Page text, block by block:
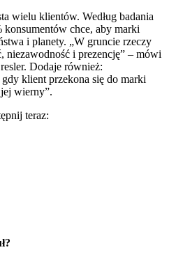
wielu klientów. Według badania
chce, aby marki
i planety. „W gruncie rzeczy
niezawodność i prezencję” – mówi
Dodaje również:
klient przekona się do marki
wierny”.
teraz: